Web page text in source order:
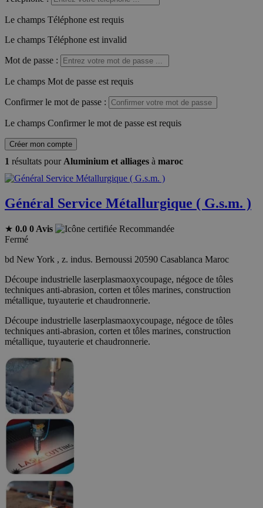
Le champs Téléphone est requis
Le champs Téléphone est invalid
Mot de passe :
Le champs Mot de passe est requis
Confirmer le mot de passe :
Le champs Confirmer le mot de passe est requis
Créer mon compte
1 résultats pour Aluminium et alliages à maroc
Général Service Métallurgique ( G.s.m. )
★ 0.0 0 Avis
Recommandée
Fermé
bd New York , z. indus. Bernoussi 20590 Casablanca Maroc
Découpe industrielle laserplasmaoxycoupage, négoce de tôles
techniques anti-abrasion, corten et tôles marines, construction
métallique, tuyauterie et chaudronnerie.
Découpe industrielle laserplasmaoxycoupage, négoce de tôles
techniques anti-abrasion, corten et tôles marines, construction
métallique, tuyauterie et chaudronnerie.